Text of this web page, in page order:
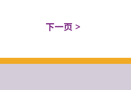
下一页 >